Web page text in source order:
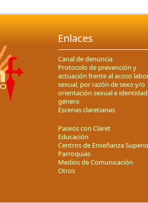
Enlaces
Canal de denuncia
Protocolo de prevención y
actuación frente al acoso
sexual, por razón de sexo y/o
orientación sexual e
género
Escenas claretianas
Paseos con Claret
Educación
Centros de Enseñanza
Parroquias
Medios de Comunicación
Otros